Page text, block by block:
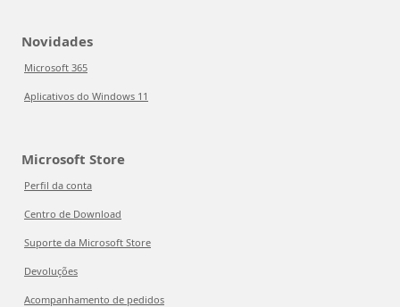
Novidades
Microsoft 365
Aplicativos do Windows 11
Microsoft Store
Perfil da conta
Centro de Download
Suporte da Microsoft Store
Devoluções
Acompanhamento de pedidos